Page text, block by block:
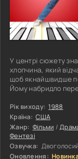
У центрі сюжету
хлопчина, який
щоб якнайшвидше
Йому набридло
головний герой
заповітне бажання
звичайний ранок.
прийшло
став старшим на
Рік виходу: 1988
Країна: США
Жанр: Фільми /
Фентезі
Озвучка:
Оновлення: